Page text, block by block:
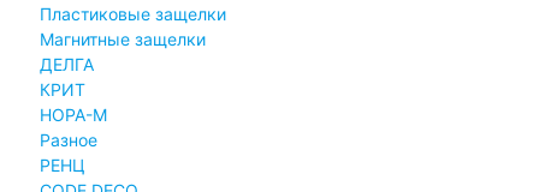
Пластиковые защелки
Магнитные защелки
ДЕЛГА
КРИТ
НОРА-М
Разное
РЕНЦ